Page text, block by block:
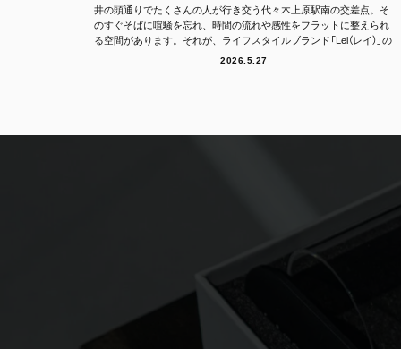
井の頭通りでたくさんの人が行き交う代々木上原駅南の交差点。そ
のすぐそばに喧騒を忘れ、時間の流れや感性をフラットに整えられ
る空間があります。それが、ライフスタイルブランド「Lei（レイ）」の
2026.5.27